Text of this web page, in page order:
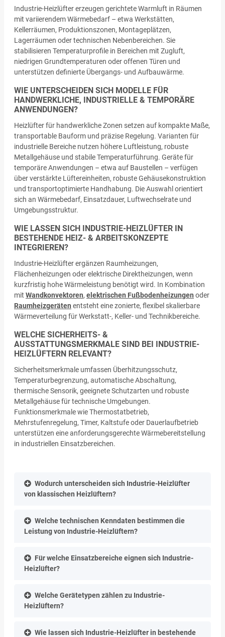
Industrie-Heizlüfter erzeugen gerichtete Warmluft in Räumen
mit variierendem Wärmebedarf – etwa Werkstätten,
Kellerräumen, Produktionszonen, Montageplätzen,
Lagerräumen oder technischen Nebenbereichen. Sie
stabilisieren Temperaturprofile in Bereichen mit Zugluft,
niedrigen Grundtemperaturen oder offenen Türen und
unterstützen definierte Übergangs- und Aufbauwärme.
WIE UNTERSCHEIDEN SICH MODELLE FÜR
HANDWERKLICHE, INDUSTRIELLE & TEMPORÄRE
ANWENDUNGEN?
Heizlüfter für handwerkliche Zonen setzen auf kompakte Maße,
transportable Bauform und präzise Regelung. Varianten für
industrielle Bereiche nutzen höhere Luftleistung, robuste
Metallgehäuse und stabile Temperaturführung. Geräte für
temporäre Anwendungen – etwa auf Baustellen – verfügen
über verstärkte Lüftereinheiten, robuste Gehäusekonstruktion
und transportoptimierte Handhabung. Die Auswahl orientiert
sich an Wärmebedarf, Einsatzdauer, Luftwechselrate und
Umgebungsstruktur.
WIE LASSEN SICH INDUSTRIE-HEIZLÜFTER IN
BESTEHENDE HEIZ- & ARBEITSKONZEPTE
INTEGRIEREN?
Industrie-Heizlüfter ergänzen Raumheizungen,
Flächenheizungen oder elektrische Direktheizungen, wenn
kurzfristig hohe Wärmeleistung benötigt wird. In Kombination
mit Wandkonvektoren, elektrischen Fußbodenheizungen oder
Raumheizgeräten entsteht eine zonierte, flexibel skalierbare
Wärmeverteilung für Werkstatt-, Keller- und Technikbereiche.
WELCHE SICHERHEITS- &
AUSSTATTUNGSMERKMALE SIND BEI INDUSTRIE-
HEIZLÜFTERN RELEVANT?
Sicherheitsmerkmale umfassen Überhitzungsschutz,
Temperaturbegrenzung, automatische Abschaltung,
thermische Sensorik, geeignete Schutzarten und robuste
Metallgehäuse für technische Umgebungen.
Funktionsmerkmale wie Thermostatbetrieb,
Mehrstufenregelung, Timer, Kaltstufe oder Dauerlaufbetrieb
unterstützen eine anforderungsgerechte Wärmebereitstellung
in industriellen Einsatzbereichen.
Wodurch unterscheiden sich Industrie-Heizlüfter
von klassischen Heizlüftern?
Welche technischen Kenndaten bestimmen die
Leistung von Industrie-Heizlüftern?
Für welche Einsatzbereiche eignen sich Industrie-
Heizlüfter?
Welche Gerätetypen zählen zu Industrie-
Heizlüftern?
Wie lassen sich Industrie-Heizlüfter in bestehende